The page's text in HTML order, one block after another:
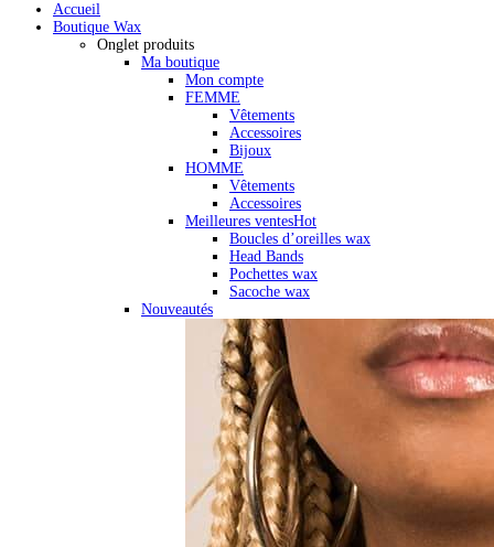
Accueil
Boutique Wax
Onglet produits
Ma boutique
Mon compte
FEMME
Vêtements
Accessoires
Bijoux
HOMME
Vêtements
Accessoires
Meilleures ventesHot
Boucles d’oreilles wax
Head Bands
Pochettes wax
Sacoche wax
Nouveautés